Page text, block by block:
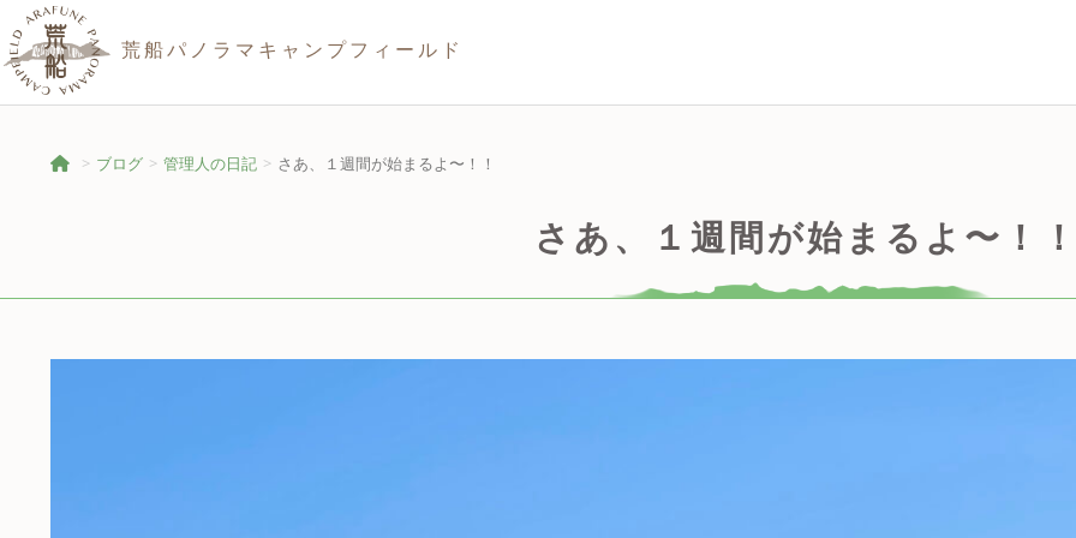
荒船パノラマキャンプフィールド
ブログ 管理人の日記 さあ、１週間が始まるよ〜！！
さあ、１週間が始まるよ〜！